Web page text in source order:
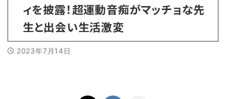
ィを披露！超運動音痴がマッチョな先
生と出会い生活激変
2023年7月14日